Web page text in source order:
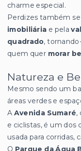
charme especial.
Perdizes também
imobiliária e pela
quadrado,
quem quer morar
Natureza e
Mesmo sendo um
áreas verdes e
A Avenida Sumaré,
e ciclistas, é um
usada para corridas,
O Parque da Água